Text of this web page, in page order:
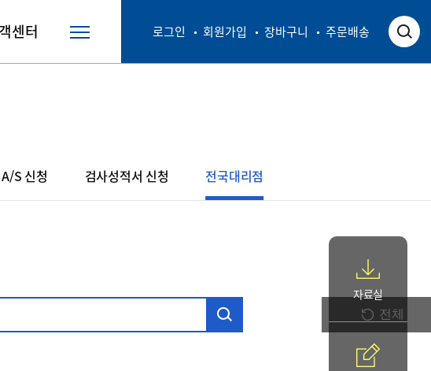
센터 로그인 회원가입 장바구니 주문배송
A/S 신청 검사성적서 신청 전국대리점
전체
자료실